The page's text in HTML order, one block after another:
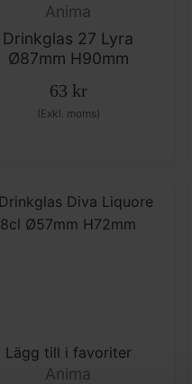
Anima
Drinkglas 27 Lyra
Ø87mm H90mm
63 kr
(Exkl. moms)
Lägg till i favoriter
Anima